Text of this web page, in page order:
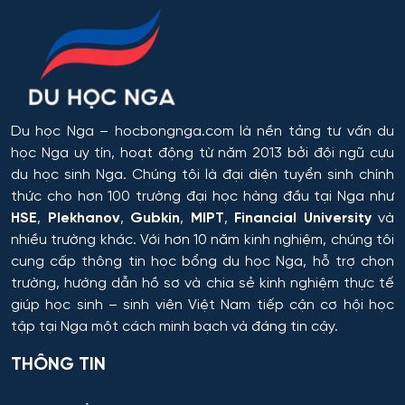
Hóa học
Hóa học cơ bản và ứng dụng
Hóa học, Vật lý và Cơ học Vật liệu
Hóa nông và khoa học đất nông nghiệp
Hóa sinh y học
Hải quan
Hệ thống an ninh thông tin – phân tích
Hệ thống chấp hành hàng không - vũ trụ
Du học Nga – hocbongnga.com là nền tảng tư vấn du
học Nga uy tín, hoạt động từ năm 2013 bởi đội ngũ cựu
du học sinh Nga. Chúng tôi là đại diện tuyển sinh chính
thức cho hơn 100 trường đại học hàng đầu tại Nga như
HSE, Plekhanov, Gubkin, MIPT, Financial Universityvà
nhiều trường khác. Với hơn 10 năm kinh nghiệm, chúng tôi
cung cấp thông tin học bổng du học Nga, hỗ trợ chọn
trường, hướng dẫn hồ sơ và chia sẻ kinh nghiệm thực tế
giúp học sinh – sinh viên Việt Nam tiếp cận cơ hội học
tập tại Nga một cách minh bạch và đáng tin cậy.
THÔNG TIN